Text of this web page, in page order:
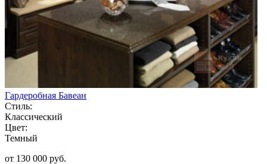
Гардеробная Бавеан
Стиль:
Классический
Цвет:
Темный
от 130 000 руб.